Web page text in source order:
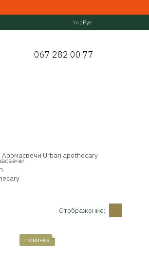
УкрРус
067 282 00 77
Аромасвечи Urban apothecary
Отображение:
Новинка